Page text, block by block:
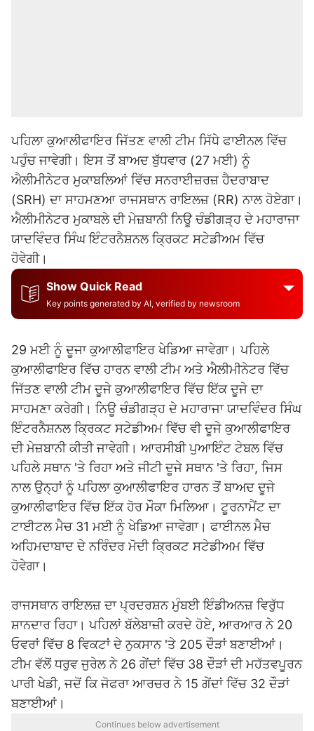
ਪਹਿਲਾ ਕੁਆਲੀਫਾਇਰ ਜਿੱਤਣ ਵਾਲੀ ਟੀਮ ਸਿੱਧੇ ਫਾਈਨਲ ਵਿੱਚ
ਪਹੁੰਚ ਜਾਵੇਗੀ। ਇਸ ਤੋਂ ਬਾਅਦ ਬੁੱਧਵਾਰ (27 ਮਈ) ਨੂੰ
ਐਲੀਮੀਨੇਟਰ ਮੁਕਾਬਲਿਆਂ ਵਿੱਚ ਸਨਰਾਈਜ਼ਰਜ਼ ਹੈਦਰਾਬਾਦ
(SRH) ਦਾ ਸਾਹਮਣਆ ਰਾਜਸਥਾਨ ਰਾਇਲਜ਼ (RR) ਨਾਲ ਹੋਏਗਾ।
ਐਲੀਮੀਨੇਟਰ ਮੁਕਾਬਲੇ ਦੀ ਮੇਜ਼ਬਾਨੀ ਨਿਊ ਚੰਡੀਗੜ੍ਹ ਦੇ ਮਹਾਰਾਜਾ
ਯਾਦਵਿੰਦਰ ਸਿੰਘ ਇੰਟਰਨੈਸ਼ਨਲ ਕ੍ਰਿਕਟ ਸਟੇਡੀਅਮ ਵਿੱਚ
ਹੋਵੇਗੀ।
Show Quick Read
Key points generated by AI, verified by newsroom
29 ਮਈ ਨੂੰ ਦੂਜਾ ਕੁਆਲੀਫਾਇਰ ਖੇਡਿਆ ਜਾਵੇਗਾ। ਪਹਿਲੇ
ਕੁਆਲੀਫਾਇਰ ਵਿੱਚ ਹਾਰਨ ਵਾਲੀ ਟੀਮ ਅਤੇ ਐਲੀਮੀਨੇਟਰ ਵਿੱਚ
ਜਿੱਤਣ ਵਾਲੀ ਟੀਮ ਦੂਜੇ ਕੁਆਲੀਫਾਇਰ ਵਿੱਚ ਇੱਕ ਦੂਜੇ ਦਾ
ਸਾਹਮਣਾ ਕਰੇਗੀ। ਨਿਊ ਚੰਡੀਗੜ੍ਹ ਦੇ ਮਹਾਰਾਜਾ ਯਾਦਵਿੰਦਰ ਸਿੰਘ
ਇੰਟਰਨੈਸ਼ਨਲ ਕ੍ਰਿਕਟ ਸਟੇਡੀਅਮ ਵਿੱਚ ਵੀ ਦੂਜੇ ਕੁਆਲੀਫਾਇਰ
ਦੀ ਮੇਜ਼ਬਾਨੀ ਕੀਤੀ ਜਾਵੇਗੀ। ਆਰਸੀਬੀ ਪੁਆਇੰਟ ਟੇਬਲ ਵਿੱਚ
ਪਹਿਲੇ ਸਥਾਨ 'ਤੇ ਰਿਹਾ ਅਤੇ ਜੀਟੀ ਦੂਜੇ ਸਥਾਨ 'ਤੇ ਰਿਹਾ, ਜਿਸ
ਨਾਲ ਉਨ੍ਹਾਂ ਨੂੰ ਪਹਿਲਾ ਕੁਆਲੀਫਾਇਰ ਹਾਰਨ ਤੋਂ ਬਾਅਦ ਦੂਜੇ
ਕੁਆਲੀਫਾਇਰ ਵਿੱਚ ਇੱਕ ਹੋਰ ਮੌਕਾ ਮਿਲਿਆ। ਟੂਰਨਾਮੈਂਟ ਦਾ
ਟਾਈਟਲ ਮੈਚ 31 ਮਈ ਨੂੰ ਖੇਡਿਆ ਜਾਵੇਗਾ। ਫਾਈਨਲ ਮੈਚ
ਅਹਿਮਦਾਬਾਦ ਦੇ ਨਰਿੰਦਰ ਮੋਦੀ ਕ੍ਰਿਕਟ ਸਟੇਡੀਅਮ ਵਿੱਚ
ਹੋਵੇਗਾ।
ਰਾਜਸਥਾਨ ਰਾਇਲਜ਼ ਦਾ ਪ੍ਰਦਰਸ਼ਨ ਮੁੰਬਈ ਇੰਡੀਅਨਜ਼ ਵਿਰੁੱਧ
ਸ਼ਾਨਦਾਰ ਰਿਹਾ। ਪਹਿਲਾਂ ਬੱਲੇਬਾਜ਼ੀ ਕਰਦੇ ਹੋਏ, ਆਰਆਰ ਨੇ 20
ਓਵਰਾਂ ਵਿੱਚ 8 ਵਿਕਟਾਂ ਦੇ ਨੁਕਸਾਨ 'ਤੇ 205 ਦੌੜਾਂ ਬਣਾਈਆਂ।
ਟੀਮ ਵੱਲੋਂ ਧਰੁਵ ਜੁਰੇਲ ਨੇ 26 ਗੇਂਦਾਂ ਵਿੱਚ 38 ਦੌੜਾਂ ਦੀ ਮਹੱਤਵਪੂਰਨ
ਪਾਰੀ ਖੇਡੀ, ਜਦੋਂ ਕਿ ਜੋਫਰਾ ਆਰਚਰ ਨੇ 15 ਗੇਂਦਾਂ ਵਿੱਚ 32 ਦੌੜਾਂ
ਬਣਾਈਆਂ।
Continues below advertisement